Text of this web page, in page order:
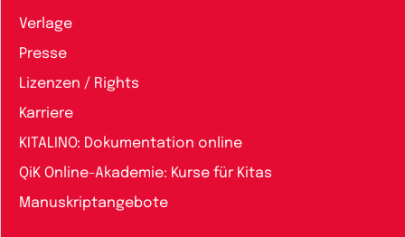
Verlage
Presse
Lizenzen / Rights
Karriere
KITALINO: Dokumentation online
QiK Online-Akademie: Kurse für Kitas
Manuskriptangebote